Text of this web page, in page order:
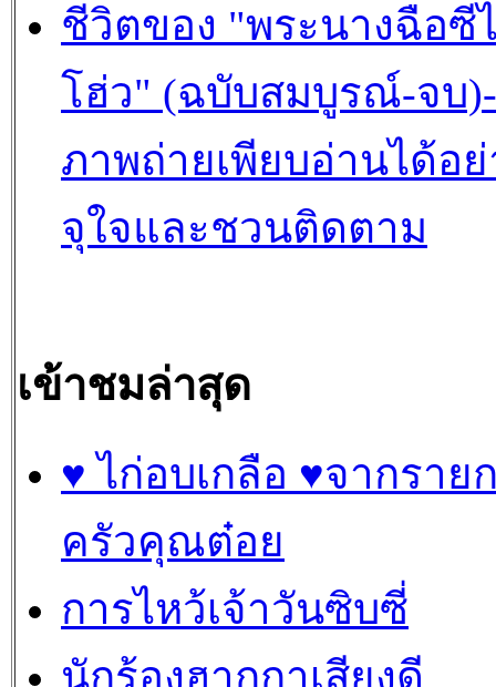
ชีวิตของ "พระนางฉือซี
โฮ่ว" (ฉบับสมบูรณ์-จบ)-
ภาพถ่ายเพียบอ่านได้อย่
จุใจและชวนติดตาม
เข้าชมล่าสุด
♥ ไก่อบเกลือ ♥จากราย
ครัวคุณต๋อย
การไหว้เจ้าวันซิบซี่
นักร้องฮากกาเสียงดี